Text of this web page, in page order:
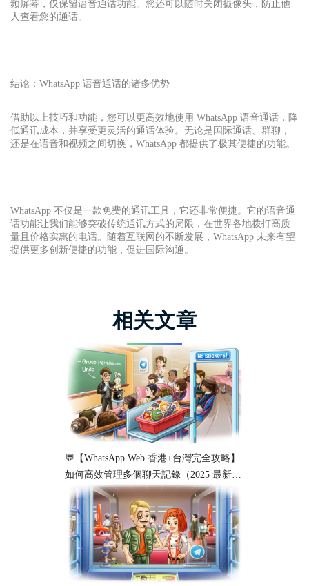
频屏幕，仅保留语音通话功能。您还可以随时关闭摄像头，防止他
人查看您的通话。
结论：WhatsApp 语音通话的诸多优势
借助以上技巧和功能，您可以更高效地使用 WhatsApp 语音通话，降
低通讯成本，并享受更灵活的通话体验。无论是国际通话、群聊，
还是在语音和视频之间切换，WhatsApp 都提供了极其便捷的功能。
WhatsApp 不仅是一款免费的通讯工具，它还非常便捷。它的语音通
话功能让我们能够突破传统通讯方式的局限，在世界各地拨打高质
量且价格实惠的电话。随着互联网的不断发展，WhatsApp 未来有望
提供更多创新便捷的功能，促进国际沟通。
相关文章
💬【WhatsApp Web 香港+台灣完全攻略】
如何高效管理多個聊天記錄（2025 最新教
學）